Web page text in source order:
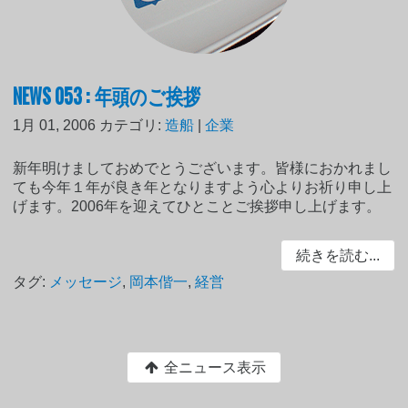
NEWS 053 : 年頭のご挨拶
1月 01, 2006 カテゴリ:造船 |企業
新年明けましておめでとうございます。皆様におかれまし
ても今年１年が良き年となりますよう心よりお祈り申し上
げます。2006年を迎えてひとことご挨拶申し上げます。
続きを読む...
タグ: メッセージ, 岡本偕一,経営
全ニュース表示